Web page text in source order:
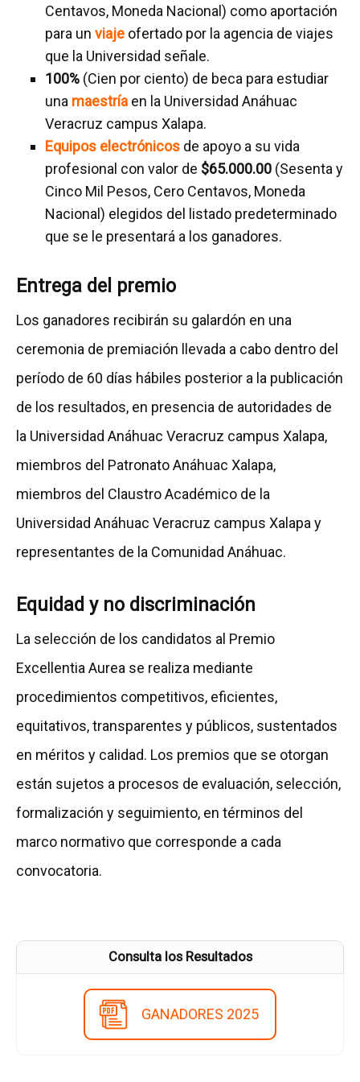
Centavos, Moneda Nacional) como aportación
para un viaje ofertado por la agencia de viajes
que la Universidad señale.
100% (Cien por ciento) de beca para estudiar
una maestría en la Universidad Anáhuac
Veracruz campus Xalapa.
Equipos electrónicos de apoyo a su vida
profesional con valor de $65.000.00 (Sesenta y
Cinco Mil Pesos, Cero Centavos, Moneda
Nacional) elegidos del listado predeterminado
que se le presentará a los ganadores.
Entrega del premio
Los ganadores recibirán su galardón en una
ceremonia de premiación llevada a cabo dentro del
período de 60 días hábiles posterior a la publicación
de los resultados, en presencia de autoridades de
la Universidad Anáhuac Veracruz campus Xalapa,
miembros del Patronato Anáhuac Xalapa,
miembros del Claustro Académico de la
Universidad Anáhuac Veracruz campus Xalapa y
representantes de la Comunidad Anáhuac.
Equidad y no discriminación
La selección de los candidatos al Premio
Excellentia Aurea se realiza mediante
procedimientos competitivos, eficientes,
equitativos, transparentes y públicos, sustentados
en méritos y calidad. Los premios que se otorgan
están sujetos a procesos de evaluación, selección,
formalización y seguimiento, en términos del
marco normativo que corresponde a cada
convocatoria.
Consulta los Resultados
GANADORES 2025